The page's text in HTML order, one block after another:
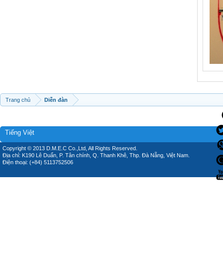
Trang chủ Diễn đàn
Tiếng Việt
Copyright © 2013 D.M.E.C Co.,Ltd, All Rights Reserved.
Địa chỉ: K190 Lê Duẩn, P. Tân chính, Q. Thanh Khê, Thp. Đà Nẵng, Việt Nam.
Điện thoại: (+84) 5113752506